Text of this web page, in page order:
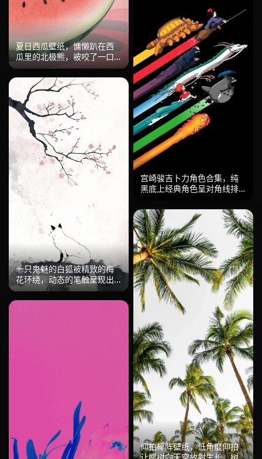
的蓝光中破碎。人物以大胆
的红色高光和深黑色阴影呈
现，面具上的大白色眼镜片
发出阴森的光芒。图形风格
受到黑色电影的影响，具有
强烈的明暗对比。人物以紧
凑有力的姿势居中。强烈、
阴郁、悬疑的氛围唤起了城
市夜晚中的警惕和孤独。
夏日西瓜壁纸，慵懒趴在西
瓜里的北极熊，被咬了一口
的西瓜占据画面下半部，上
方大面积粉色留白。水彩质
感细腻，COOL~字样点睛。
粉绿配色清凉解暑，氛围慵
懒惬意。推荐给喜欢夏日清
新风、文艺感的你，设为桌
面仿佛能闻到西瓜甜香。
宫崎骏吉卜力角色合集，纯
黑底上经典角色呈对角线排
法猫巴士，各带标志性色彩
轨迹，扁平插画风格，彩虹
色带动感十足，怀旧趣味，
二次元动漫壁纸。
一只鬼魅的白狐被精致的梅
花环绕，动态的笔触呈现出
传统中国水墨画风格，灵动
而富有艺术感。
仰拍椰阵壁纸，低角度仰拍
让椰树向天空放射生长，树